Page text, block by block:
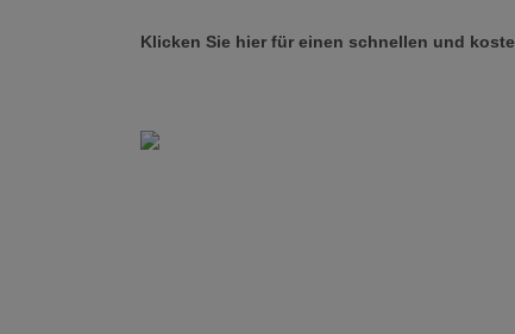
Klicken Sie hier für einen schnellen und